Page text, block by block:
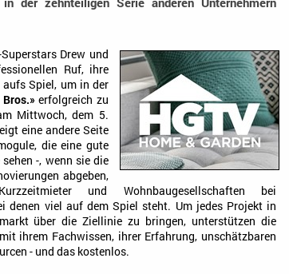
Drew und
Ruf, ihre
aufs Spiel, um in der
erfolgreich zu
Mittwoch, dem 5.
eine andere Seite
die eine gute
-, wenn sie die
abgeben,
und Wohnbaugesellschaften bei
denen viel auf dem Spiel steht. Um jedes Projekt in
über die Ziellinie zu bringen, unterstützen die
ihrem Fachwissen, ihrer Erfahrung, unschätzbaren
- und das kostenlos.